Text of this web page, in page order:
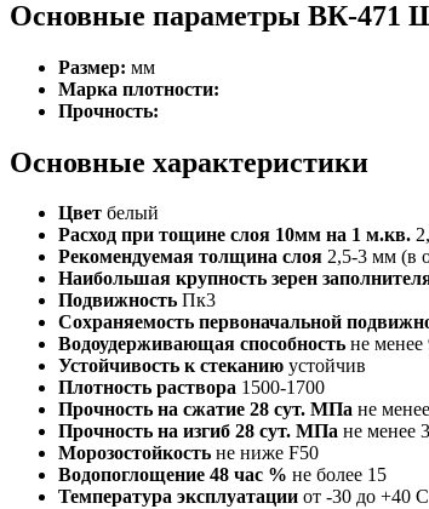
Основные параметры ВК-471
Размер: мм
Марка плотности:
Прочность:
Основные характеристики
Цвет белый
Расход при тощине слоя 10мм на 1 м.кв.
Рекомендуемая толщина слоя 2,5-3 мм (в
Наибольшая крупность зерен
Подвижность Пк3
Сохраняемость первоначальной
Водоудерживающая способность не менее
Устойчивость к стеканию устойчив
Плотность раствора 1500-1700
Прочность на сжатие 28 сут. МПа не
Прочность на изгиб 28 сут. МПа не менее 3
Морозостойкость не ниже F50
Водопоглощение 48 час % не более 15
Температура эксплуатации от -30 до +40 C